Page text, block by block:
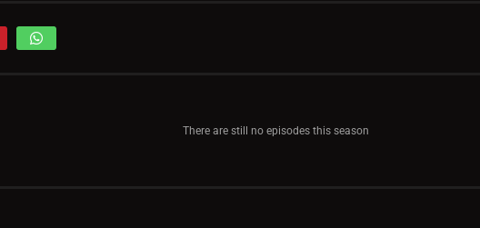
There are still no episodes this season